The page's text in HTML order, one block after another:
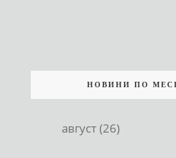
НОВИНИ ПО
август (26)